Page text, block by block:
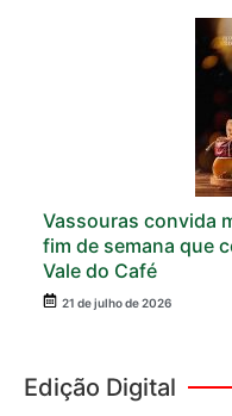
Vassouras convida
fim de semana que
Vale do Café
21 de julho de 2026
Edição Digital